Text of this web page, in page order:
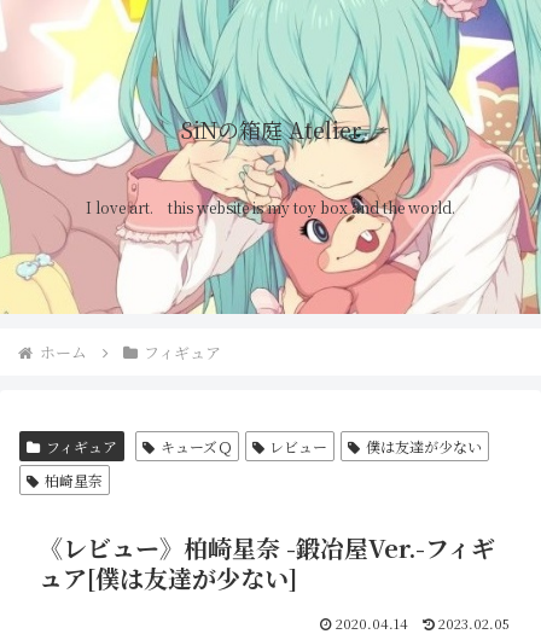
SiNの箱庭 Atelier
I love art. this website is my toy box and the world.
ホーム フィギュア
フィギュア キューズＱ レビュー
僕は友達が少ない
柏崎星奈
《レビュー》柏崎星奈 -鍛冶屋Ver.-フィギ
ュア[僕は友達が少ない]
2020.04.14 2023.02.05